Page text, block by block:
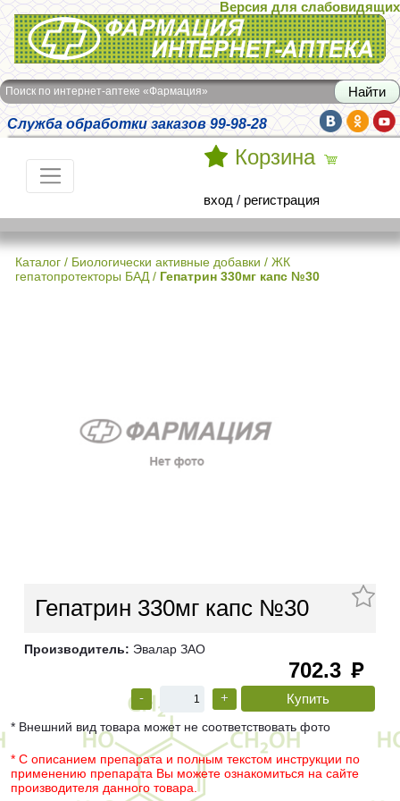
Интернет-аптека Фармация
Версия для слабовидящих
Поиск по интернет-аптеке «Фармация»
Служба обработки заказов 99-98-28
Корзина
вход / регистрация
Каталог / Биологически активные добавки / ЖК
гепатопротекторы БАД / Гепатрин 330мг капс №30
Гепатрин 330мг капс №30
Производитель: Эвалар ЗАО
702.3 руб
- +
* Внешний вид товара может не соответствовать фото
* С описанием препарата и полным текстом инструкции по
применению препарата Вы можете ознакомиться на сайте
производителя данного товара.